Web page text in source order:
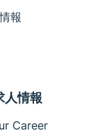
報
人情報
Career